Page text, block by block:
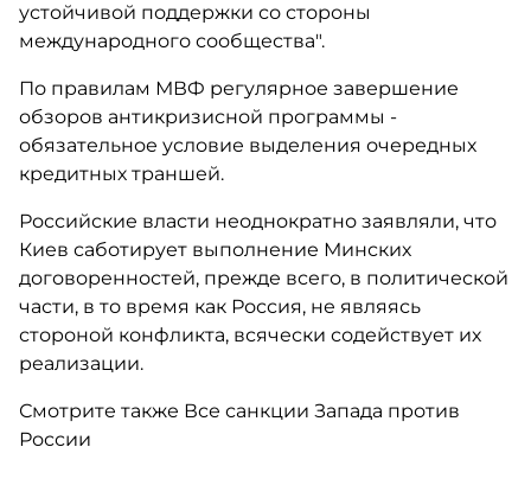
устойчивой поддержки со стороны
международного сообщества".
По правилам МВФ регулярное завершение
обзоров антикризисной программы -
обязательное условие выделения очередных
кредитных траншей.
Российские власти неоднократно заявляли, что
Киев саботирует выполнение Минских
договоренностей, прежде всего, в политической
части, в то время как Россия, не являясь
стороной конфликта, всячески содействует их
реализации.
Смотрите также Все санкции Запада против
России